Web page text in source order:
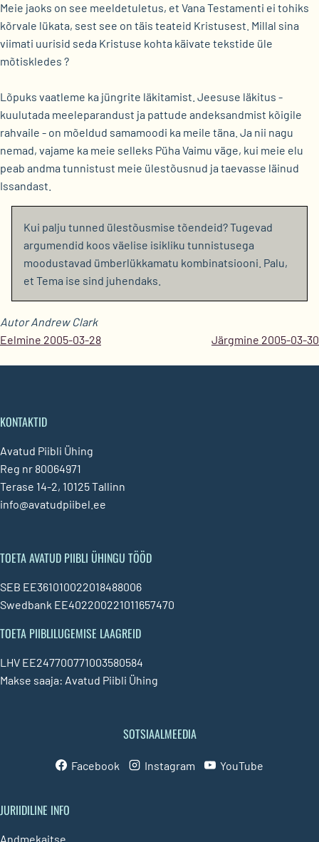
Meie jaoks on see meeldetuletus, et Vana Testamenti ei tohiks
kõrvale lükata, sest see on täis teateid Kristusest. Millal sina
viimati uurisid seda Kristuse kohta käivate tekstide üle
mõtiskledes ?
Lõpuks vaatleme ka jüngrite läkitamist. Jeesuse läkitus -
kuulutada meeleparandust ja pattude andeksandmist kõigile
rahvaile - on mõeldud samamoodi ka meile täna. Ja nii nagu
nemad, vajame ka meie selleks Püha Vaimu väge, kui meie elu
peab andma tunnistust meie ülestõusnud ja taevasse läinud
Issandast.
Kui palju tunned ülestõusmise tõendeid? Tugevad
argumendid koos väelise isikliku tunnistusega
moodustavad ümberlükkamatu kombinatsiooni. Palu,
et Tema ise sind juhendaks.
Autor Andrew Clark
Eelmine 2005-03-28
Järgmine 2005-03-30
KONTAKTID
Avatud Piibli Ühing
Reg nr 80064971
Terase 14-2, 10125 Tallinn
info@avatudpiibel.ee
TOETA AVATUD PIIBLI ÜHINGU TÖÖD
SEB EE361010022018488006
Swedbank EE402200221011657470
TOETA PIIBLILUGEMISE LAAGREID
LHV EE247700771003580584
Makse saaja: Avatud Piibli Ühing
SOTSIAALMEEDIA
Facebook Instagram YouTube
JURIIDILINE INFO
Andmekaitse